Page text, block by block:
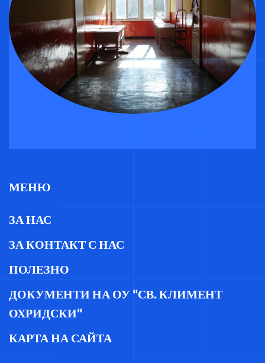
МЕНЮ
ЗА НАС
ЗА КОНТАКТ С НАС
ПОЛЕЗНО
ДОКУМЕНТИ НА ОУ "СВ. КЛИМЕНТ
ОХРИДСКИ"
КАРТА НА САЙТА